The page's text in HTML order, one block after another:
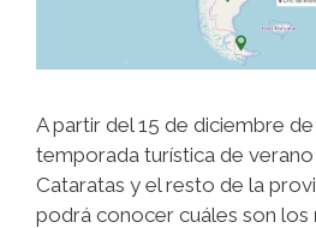
A partir del 15 de diciembre
temporada turística de
Cataratas y el resto de la
podrá conocer cuáles son los